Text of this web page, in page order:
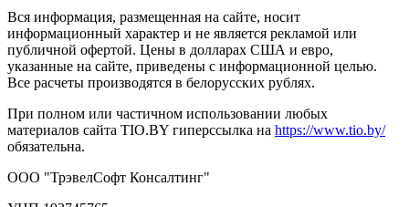
Вся информация, размещенная на сайте, носит
информационный характер и не является рекламой или
публичной офертой. Цены в долларах США и евро,
указанные на сайте, приведены с информационной целью.
Все расчеты производятся в белорусских рублях.
При полном или частичном использовании любых
материалов сайта TIO.BY гиперссылка на https://www.tio.by/
обязательна.
ООО "ТрэвелСофт Консалтинг"